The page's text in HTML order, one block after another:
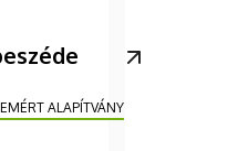
ALAPÍTVÁNY